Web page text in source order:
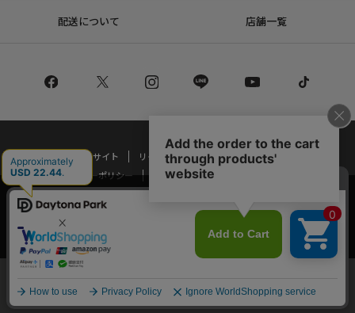
配送について 店舗一覧
コーポレートサイト リクルート
サステナブルマークについて
プライバシーポリシー
特定商取引法・古物営業法に基づく表記
Copyright © DAYTONA INTERNATIONAL Co.,Ltd All Rights Reserved.
メニュー スタイリング 探す お気に入り カート
当サイトでは利用体験の向上およびコンテンツの最適な提供、トラフィック
の分析を目的としてCookieを使用しています。
サイトの閲覧を継続された場合、Cookieの利用に同意したことものといたし
ます。
詳細についてはプライバシーポリシー
承諾する